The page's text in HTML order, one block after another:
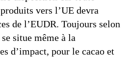
vers l’UE devra
de l’EUDR. Toujours selon
situe même à la
d’impact, pour le cacao et